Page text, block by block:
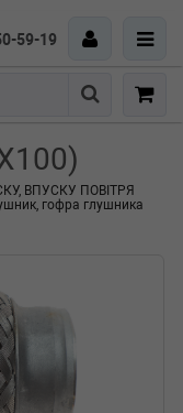
59-19
Пошук
ВПУСКУ ПОВІТРЯ
гофра глушника